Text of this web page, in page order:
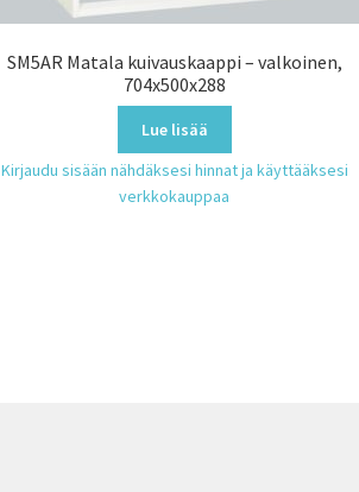
SM5AR Matala kuivauskaappi – valkoinen,
704x500x288
Lue lisää
Kirjaudu sisään nähdäksesi hinnat ja käyttääksesi
verkkokauppaa